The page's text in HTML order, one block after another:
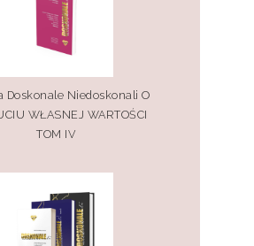
Doskonale Niedoskonali O
WŁASNEJ WARTOŚCI
TOM IV